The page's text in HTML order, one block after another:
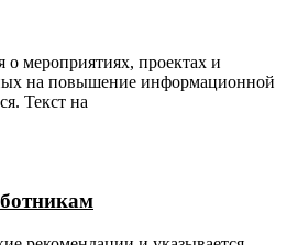
о мероприятиях, проектах и
на повышение информационной
Текст на